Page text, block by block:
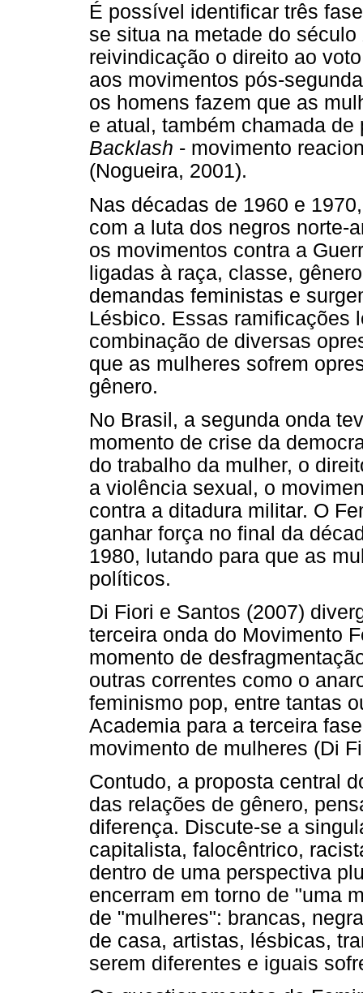
É possível identificar três
se situa na metade do
reivindicação o direito ao
aos movimentos pós-
os homens fazem que as
e atual, também chamada
Backlash - movimento
(Nogueira, 2001).
Nas décadas de 1960 e
com a luta dos negros norte-
os movimentos contra a
ligadas à raça, classe,
demandas feministas e
Lésbico. Essas ramificações
combinação de diversas
que as mulheres sofrem
gênero.
No Brasil, a segunda onda
momento de crise da
do trabalho da mulher, o
a violência sexual, o
contra a ditadura militar. O
ganhar força no final da
1980, lutando para que as
políticos.
Di Fiori e Santos (2007)
terceira onda do Movimento
momento de
outras correntes como o
feminismo pop, entre tantas
Academia para a terceira
movimento de mulheres (Di
Contudo, a proposta central
das relações de gênero,
diferença. Discute-se a
capitalista, falocêntrico,
dentro de uma perspectiva
encerram em torno de "uma
de "mulheres": brancas,
de casa, artistas, lésbicas,
serem diferentes e iguais